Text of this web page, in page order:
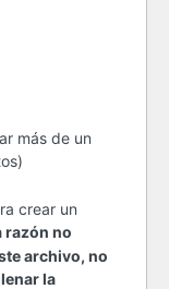
más de un
crear un
razón no
archivo, no
la